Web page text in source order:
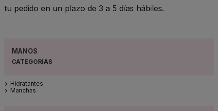
tu pedido en un plazo de 3 a 5 días hábiles.
MANOS
Hidratantes
Manchas